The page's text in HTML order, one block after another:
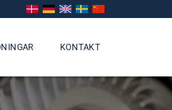
KONTAKT
DANSKDEUTSCHENGLISHSVENSKACHINESE